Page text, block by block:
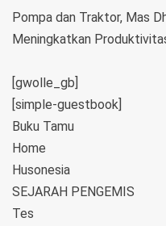
Pompa dan Traktor, Mas
Meningkatkan
[gwolle_gb]
[simple-guestbook]
Buku Tamu
Home
Husonesia
SEJARAH PENGEMIS
Tes